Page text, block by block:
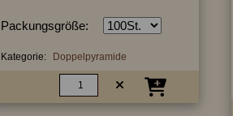
Packungsgröße:
Kategorie: Doppelpyramide